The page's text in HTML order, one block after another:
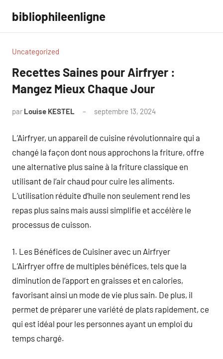
contenu
bibliophileenligne
Uncategorized
Recettes Saines pour Airfryer :
Mangez Mieux Chaque Jour
par Louise KESTEL septembre 13, 2024
L’Airfryer, un appareil de cuisine révolutionnaire qui a
changé la façon dont nous approchons la friture, offre
une alternative plus saine à la friture classique en
utilisant de l’air chaud pour cuire les aliments.
L’utilisation réduite d’huile non seulement rend les
repas plus sains mais aussi simplifie et accélère le
processus de cuisson.
1. Les Bénéfices de Cuisiner avec un Airfryer
L’Airfryer offre de multiples bénéfices, tels que la
diminution de l’apport en graisses et en calories,
favorisant ainsi un mode de vie plus sain. De plus, il
permet de préparer une variété de plats rapidement, ce
qui est idéal pour les personnes ayant un emploi du
temps chargé.